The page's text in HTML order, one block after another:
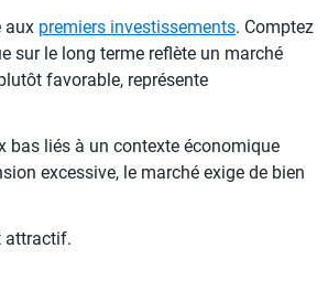
aux premiers investissements. Comptez
sur le long terme reflète un marché
favorable, représente
bas liés à un contexte économique
excessive, le marché exige de bien
attractif.